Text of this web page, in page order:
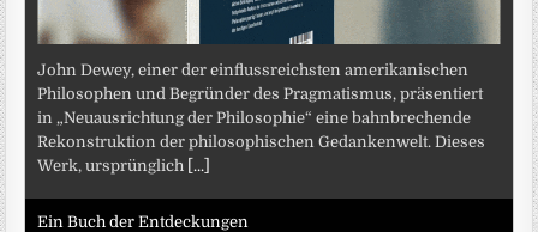
John Dewey, einer der einflussreichsten amerikanischen
Philosophen und Begründer des Pragmatismus, präsentiert
in „Neuausrichtung der Philosophie“ eine bahnbrechende
Rekonstruktion der philosophischen Gedankenwelt. Dieses
Werk, ursprünglich [...]
Ein Buch der Entdeckungen